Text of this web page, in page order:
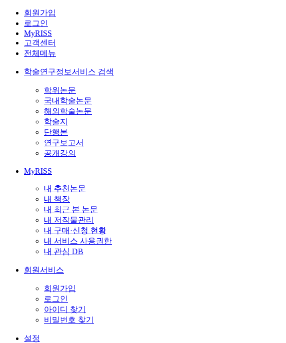
회원가입
로그인
MyRISS
고객센터
전체메뉴
학술연구정보서비스 검색
학위논문
국내학술논문
해외학술논문
학술지
단행본
연구보고서
공개강의
MyRISS
내 추천논문
내 책장
내 최근 본 논문
내 저작물관리
내 구매·신청 현황
내 서비스 사용권한
내 관심 DB
회원서비스
회원가입
로그인
아이디 찾기
비밀번호 찾기
설정